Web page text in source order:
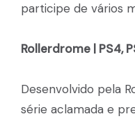
participe de vários
Rollerdrome | PS4,
Desenvolvido pela
série aclamada e